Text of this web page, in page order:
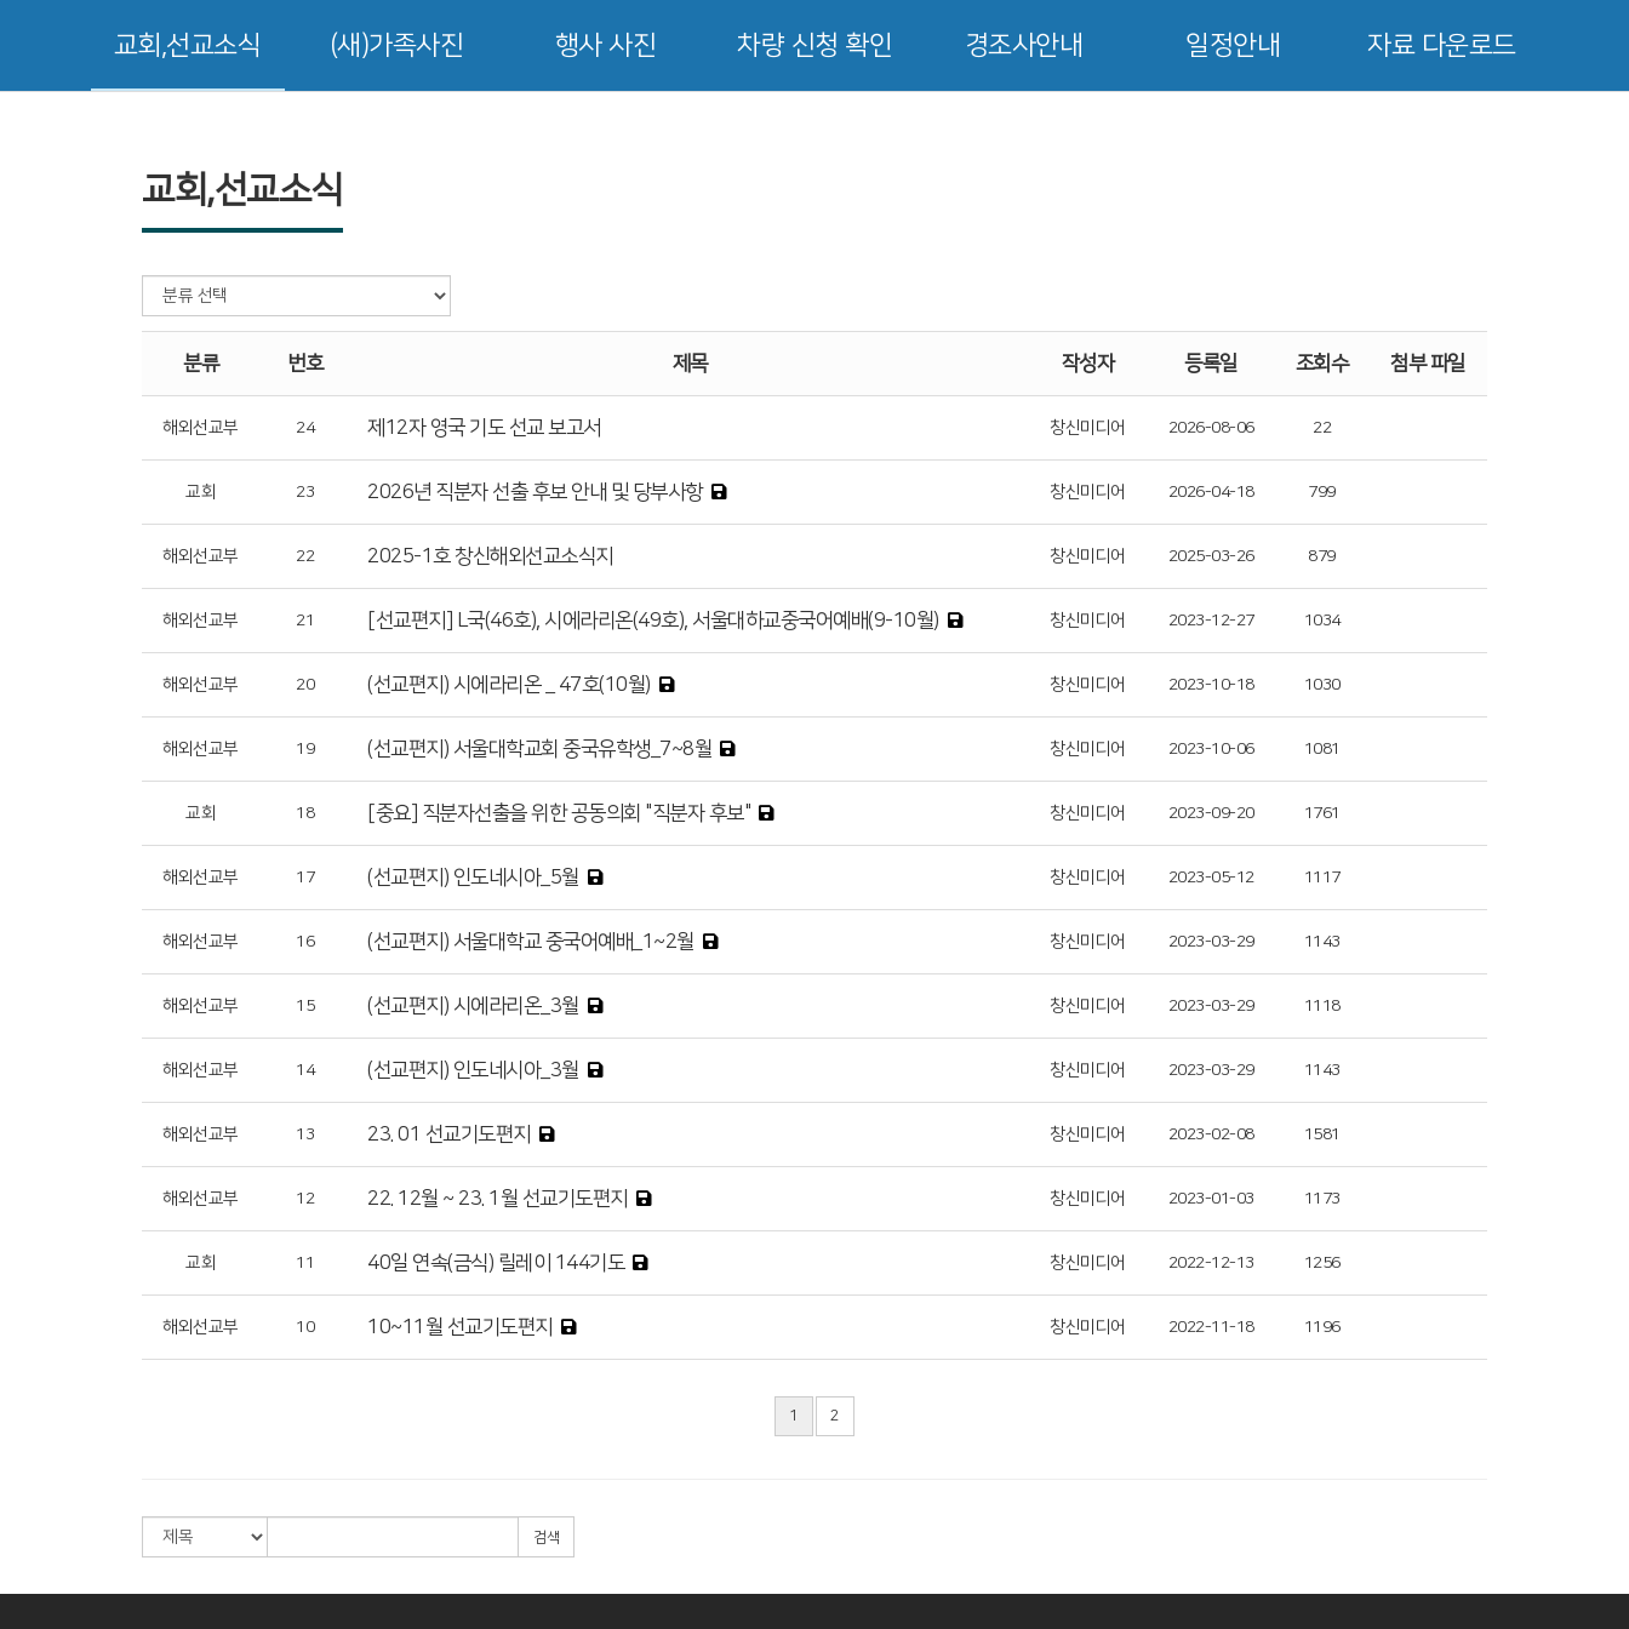
교회,선교소식 (새)가족사진 행사 사진 차량 신청 확인 경조사안내 일정안내 자료 다운로드
교회,선교소식
분류 번호 제목 작성자 등록일 조회수 첨부 파일
해외선교부 24 제12자 영국 기도 선교 보고서 창신미디어 2026-08-06 22
교회 23 2026년 직분자 선출 후보 안내 및 당부사항 창신미디어 2026-04-18 799
해외선교부 22 2025-1호 창신해외선교소식지 창신미디어 2025-03-26 879
해외선교부 21 [선교편지] L국(46호), 시에라리온(49호), 서울대하교중국어예배(9-10월) 창신미디어 2023-12-27 1034
해외선교부 20 (선교편지) 시에라리온 _ 47호(10월) 창신미디어 2023-10-18 1030
해외선교부 19 (선교편지) 서울대학교회 중국유학생_7~8월 창신미디어 2023-10-06 1081
교회 18 [중요] 직분자선출을 위한 공동의회 "직분자 후보" 창신미디어 2023-09-20 1761
해외선교부 17 (선교편지) 인도네시아_5월 창신미디어 2023-05-12 1117
해외선교부 16 (선교편지) 서울대학교 중국어예배_1~2월 창신미디어 2023-03-29 1143
해외선교부 15 (선교편지) 시에라리온_3월 창신미디어 2023-03-29 1118
해외선교부 14 (선교편지) 인도네시아_3월 창신미디어 2023-03-29 1143
해외선교부 13 23. 01 선교기도편지 창신미디어 2023-02-08 1581
해외선교부 12 22. 12월 ~ 23. 1월 선교기도편지 창신미디어 2023-01-03 1173
교회 11 40일 연속(금식) 릴레이 144기도 창신미디어 2022-12-13 1256
해외선교부 10 10~11월 선교기도편지 창신미디어 2022-11-18 1196
1 2
검색